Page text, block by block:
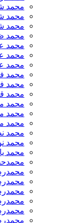
محمد
محمد
​محمد
محمد
محمد
محمد
محمد
محمد
محمد
محمد
محمد
محمد
محمد
محمد
محمد
محمد